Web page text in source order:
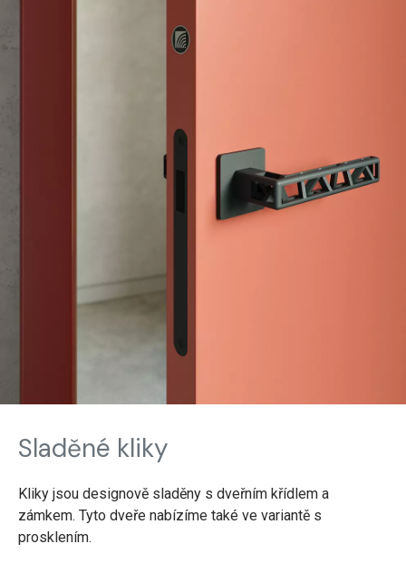
Sladěné kliky
Kliky jsou designově sladěny s dveřním křídlem a
zámkem. Tyto dveře nabízíme také ve variantě s
prosklením.